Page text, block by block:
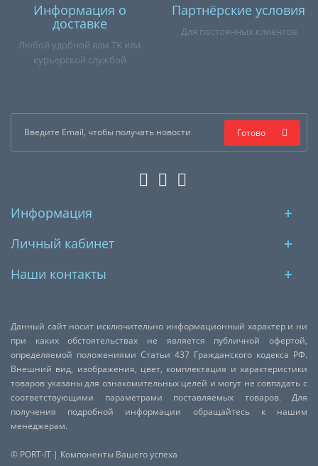
Информация о
доставке
Любой удобной вам ТК или
курьерской службой
Партнёрские условия
Для постоянных клиентов
Готово
Информация
Личный кабинет
Наши контакты
Данный сайт носит исключительно информационный характер и ни
при каких обстоятельствах не является публичной офертой,
определяемой положениями Статьи 437 Гражданского кодекса РФ.
Внешний вид, изображения, цвет, комплектация и характеристики
товаров указаны для ознакомительных целей и могут не совпадать с
соответствующими параметрами поставляемых товаров. Для
получения подробной информации обращайтесь к нашим
менеджерам.
© PORT-IT | Компоненты Вашего успеха